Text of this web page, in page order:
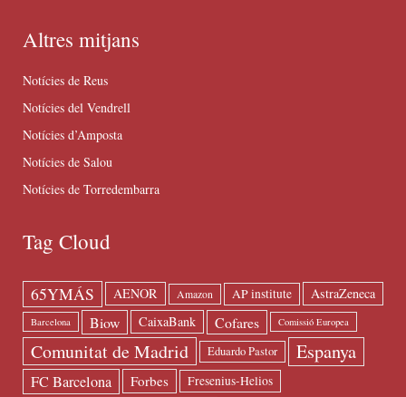
Altres mitjans
Notícies de Reus
Notícies del Vendrell
Notícies d’Amposta
Notícies de Salou
Notícies de Torredembarra
Tag Cloud
65YMÁS AENOR Amazon AP institute AstraZeneca
Barcelona Biow CaixaBank Cofares Comissió Europea
Comunitat de Madrid Eduardo Pastor Espanya
FC Barcelona Forbes Fresenius-Helios